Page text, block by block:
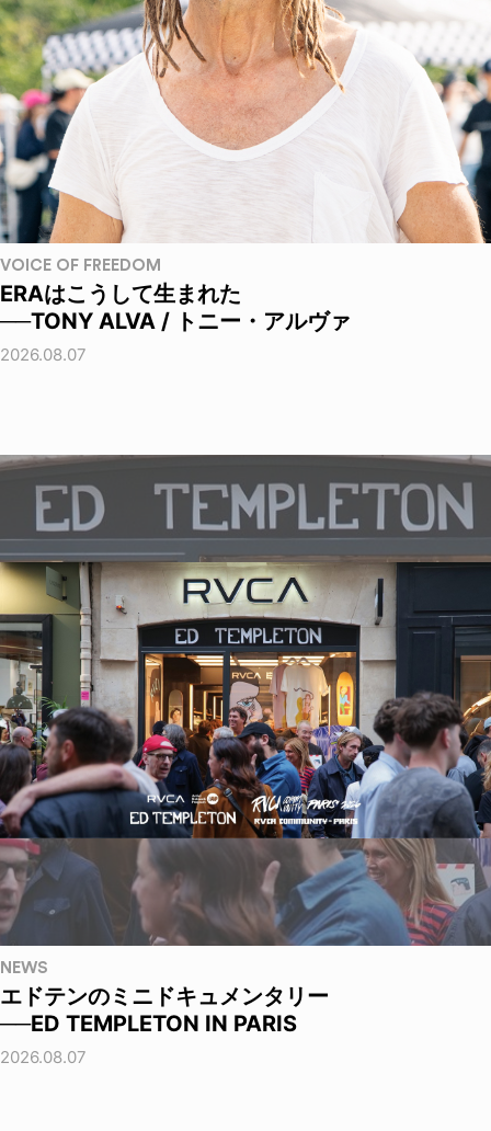
VOICE OF FREEDOM
ERAはこうして生まれた
──TONY ALVA / トニー・アルヴァ
2026.08.07
NEWS
エドテンのミニドキュメンタリー
──ED TEMPLETON IN PARIS
2026.08.07